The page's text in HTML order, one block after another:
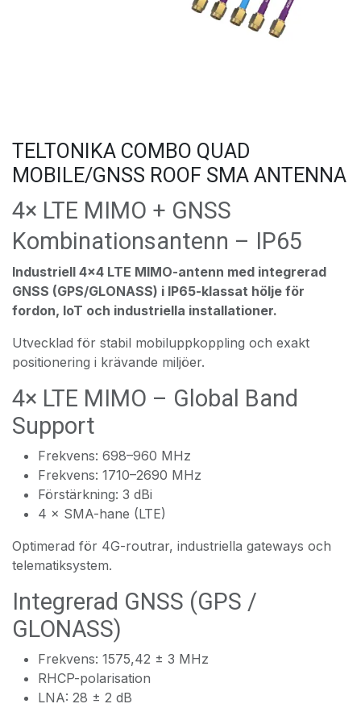
TELTONIKA COMBO QUAD
MOBILE/GNSS ROOF SMA ANTENNA
4× LTE MIMO + GNSS
Kombinationsantenn – IP65
Industriell 4×4 LTE MIMO-antenn med integrerad
GNSS (GPS/GLONASS) i IP65-klassat hölje för
fordon, IoT och industriella installationer.
Utvecklad för stabil mobiluppkoppling och exakt
positionering i krävande miljöer.
4× LTE MIMO – Global Band
Support
Frekvens: 698–960 MHz
Frekvens: 1710–2690 MHz
Förstärkning: 3 dBi
4 × SMA-hane (LTE)
Optimerad för 4G-routrar, industriella gateways och
telematiksystem.
Integrerad GNSS (GPS /
GLONASS)
Frekvens: 1575,42 ± 3 MHz
RHCP-polarisation
LNA: 28 ± 2 dB